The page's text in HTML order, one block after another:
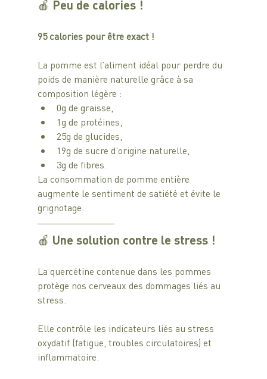
🍎 Peu de calories !
95 calories pour être exact !
La pomme est l’aliment idéal pour perdre du
poids de manière naturelle grâce à sa
composition légère :
0g de graisse,
1g de protéines,
25g de glucides,
19g de sucre d’origine naturelle,
3g de fibres.
La consommation de pomme entière
augmente le sentiment de satiété et évite le
grignotage.
🍎 Une solution contre le stress !
La quercétine contenue dans les pommes
protège nos cerveaux des dommages liés au
stress.
Elle contrôle les indicateurs liés au stress
oxydatif (fatigue, troubles circulatoires) et
inflammatoire.